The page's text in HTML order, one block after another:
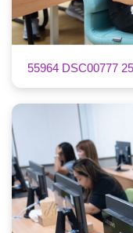
55964 DSC00777